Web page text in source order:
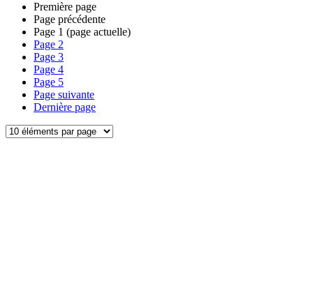
Première page
Page précédente
Page 1 (page actuelle)
Page 2
Page 3
Page 4
Page 5
Page suivante
Dernière page